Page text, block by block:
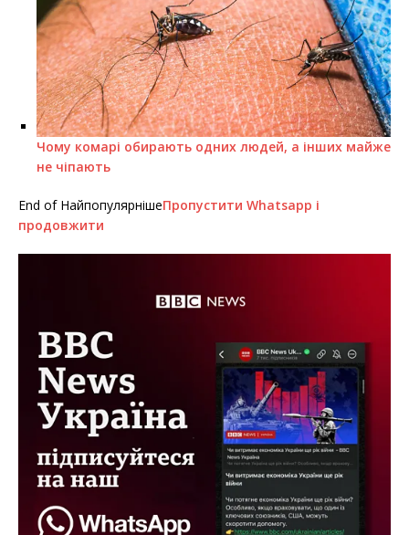
Чому комарі обирають одних людей, а інших майже
не чіпають
End of НайпопулярнішеПропустити Whatsapp і
продовжити